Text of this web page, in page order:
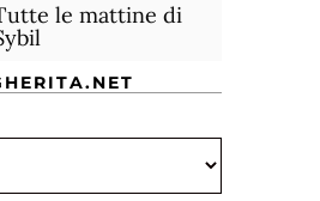
le mattine di